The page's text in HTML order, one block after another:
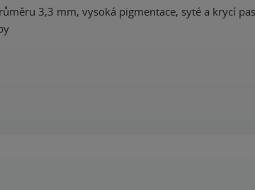
3,3 mm, vysoká pigmentace, syté a krycí